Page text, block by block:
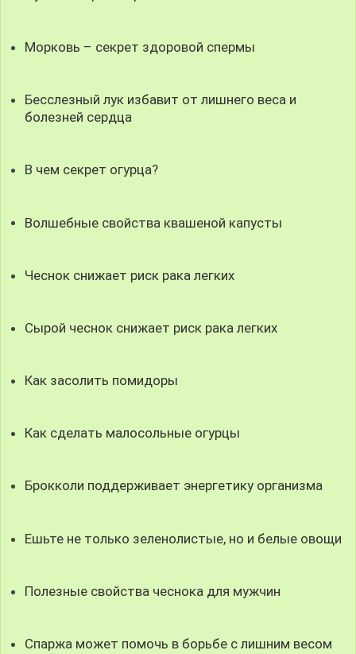
Морковь – секрет здоровой спермы
Бесслезный лук избавит от лишнего веса и
болезней сердца
В чем секрет огурца?
Волшебные свойства квашеной капусты
Чеснок снижает риск рака легких
Сырой чеснок снижает риск рака легких
Как засолить помидоры
Как сделать малосольные огурцы
Брокколи поддерживает энергетику организма
Ешьте не только зеленолистые, но и белые овощи
Полезные свойства чеснока для мужчин
Спаржа может помочь в борьбе с лишним весом